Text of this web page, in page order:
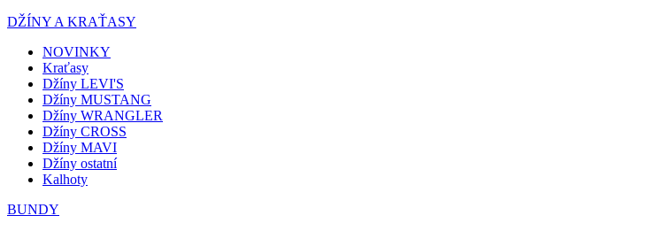
DŽÍNY A KRAŤASY
NOVINKY
Kraťasy
Džíny LEVI'S
Džíny MUSTANG
Džíny WRANGLER
Džíny CROSS
Džíny MAVI
Džíny ostatní
Kalhoty
BUNDY